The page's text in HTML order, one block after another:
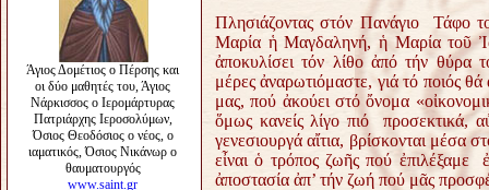
Πλησιάζοντας στόν Πανάγιο Τάφο
Μαρία ἡ Μαγδαληνή, ἡ Μαρία τοῦ
ἀποκυλίσει τόν λίθο ἀπό τήν θύρα
μέρες ἀναρωτιόμαστε, γιά τό ποιός
μας, πού ἀκούει στό ὄνομα
ὅμως κανείς λίγο πιό προσεκτικά,
γενεσιουργά αἴτια, βρίσκονται μέσα
εἶναι ὁ τρόπος ζωῆς πού ἐπιλέξαμε
ἀποστασία ἀπ’ τήν ζωή πού μᾶς